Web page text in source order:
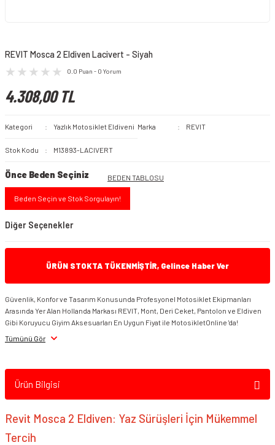
REVIT Mosca 2 Eldiven Lacivert - Siyah
0.0 Puan - 0 Yorum
4.308,00 TL
Kategori Yazlık Motosiklet Eldiveni Marka REVIT
Stok Kodu M13893-LACIVERT
Önce Beden Seçiniz BEDEN TABLOSU
Beden Seçin ve Stok Sorgulayın!
Diğer Seçenekler
ÜRÜN STOKTA TÜKENMİŞTİR, Gelince Haber Ver
Güvenlik, Konfor ve Tasarım Konusunda Profesyonel Motosiklet Ekipmanları
Arasında Yer Alan Hollanda Markası REVIT, Mont, Deri Ceket, Pantolon ve Eldiven
Gibi Koruyucu Giyim Aksesuarları En Uygun Fiyat ile MotosikletOnline 'da!
Tümünü Gör
Ürün Bilgisi
Revit Mosca 2 Eldiven: Yaz Sürüşleri İçin Mükemmel
Tercih